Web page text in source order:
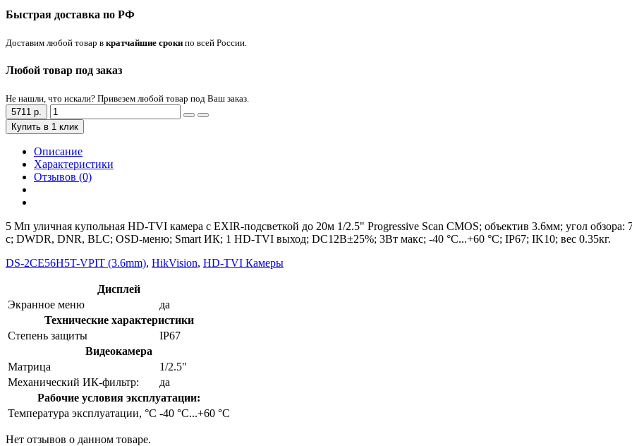
Быстрая доставка по РФ
Доставим любой товар в кратчайшие сроки по всей России.
Любой товар под заказ
Не нашли, что искали? Привезем любой товар под Ваш заказ.
5711 р.
Купить в 1 клик
Описание
Характеристики
Отзывов (0)
5 Мп уличная купольная HD-TVI камера с EXIR-подсветкой до 20м 1/2.5" Progressive Scan CMOS; объектив 3.6мм; угол
с; DWDR, DNR, BLC; OSD-меню; Smart ИК; 1 HD-TVI выход; DC12В±25%; 3Вт макс; -40 °C...+60 °C; IP67; IK10; вес 0.35кг.
DS-2CE56H5T-VPIT (3.6mm), HikVision, HD-TVI Камеры
Дисплей
Экранное меню
да
Технические характеристики
Степень защиты
IP67
Видеокамера
Матрица
1/2.5"
Механический ИК-фильтр:
да
Рабочие условия эксплуатации:
Температура эксплуатации, °C -40 °C...+60 °C
Нет отзывов о данном товаре.